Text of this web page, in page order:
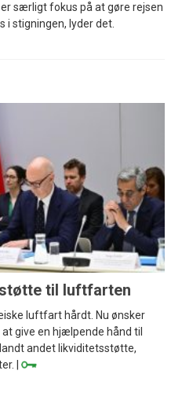
særligt fokus på at gøre rejsen
i stigningen, lyder det.
til luftfarten
luftfart hårdt. Nu ønsker
give en hjælpende hånd til
andet likviditetsstøtte,
|